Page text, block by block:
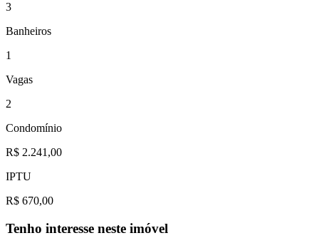
3
Banheiros
1
Vagas
2
Condomínio
R$ 2.241,00
IPTU
R$ 670,00
Tenho interesse neste imóvel